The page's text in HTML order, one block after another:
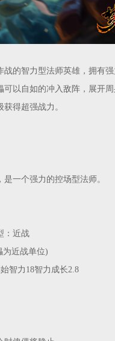
的智力型法师英雄，拥有强
以自如的冲入敌阵，展开
得超强战力。
一个强力的控场型法师。
：近战
为近战单位)
智力18智力成长2.8